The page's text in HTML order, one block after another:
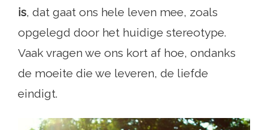
is, dat gaat ons hele leven mee, zoals
opgelegd door het huidige stereotype.
Vaak vragen we ons kort af hoe, ondanks
de moeite die we leveren, de liefde
eindigt.